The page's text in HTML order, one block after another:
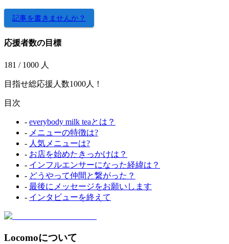
記事を書きませんか？
応援者数の目標
181 / 1000 人
目指せ総応援人数1000人！
目次
- everybody milk teaとは？
- メニューの特徴は?
- 人気メニューは?
- お店を始めたきっかけは？
- インフルエンサーになった経緯は？
- どうやって仲間と繋がった？
- 最後にメッセージをお願いします
- インタビューを終えて
Locomoについて